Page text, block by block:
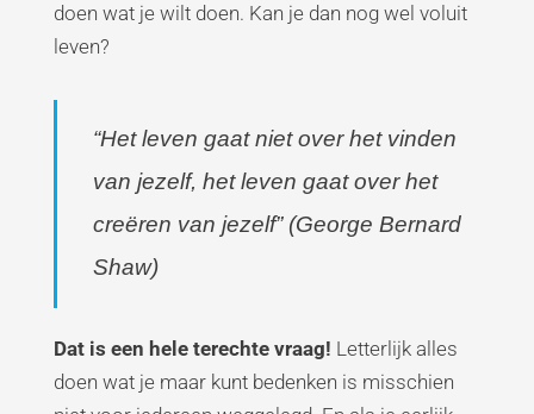
doen wat je wilt doen. Kan je dan nog wel voluit
leven?
“Het leven gaat niet over het vinden
van jezelf, het leven gaat over het
creëren van jezelf” (George Bernard
Shaw)
Dat is een hele terechte vraag! Letterlijk alles
doen wat je maar kunt bedenken is misschien